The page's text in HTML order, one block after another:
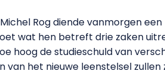
Rog diende vanmorgen
wat hen betreft drie zaken
hoog de studieschuld van
van het nieuwe leenstelsel zullen